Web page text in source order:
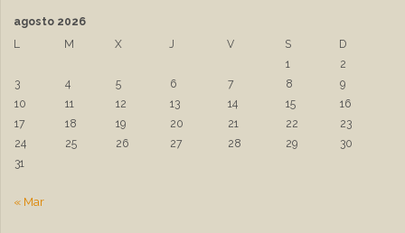
agosto 2026
L
M X J V S
D
1
2
3
4 5 6 7 8
9
10
11 12 13 14 15
16
17
18 19 20 21 22
23
24
25 26 27 28 29
30
31
« Mar